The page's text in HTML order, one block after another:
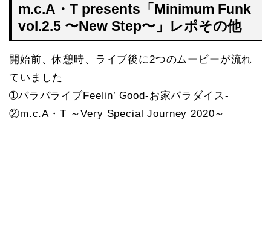
m.c.A・T presents「Minimum Funk
vol.2.5 〜New Step〜」レポその他
開始前、休憩時、ライブ後に2つのムービーが流れ
ていました
➀バラバライブFeelin’ Good-お家パラダイス-
②m.c.A・T ～Very Special Journey 2020～